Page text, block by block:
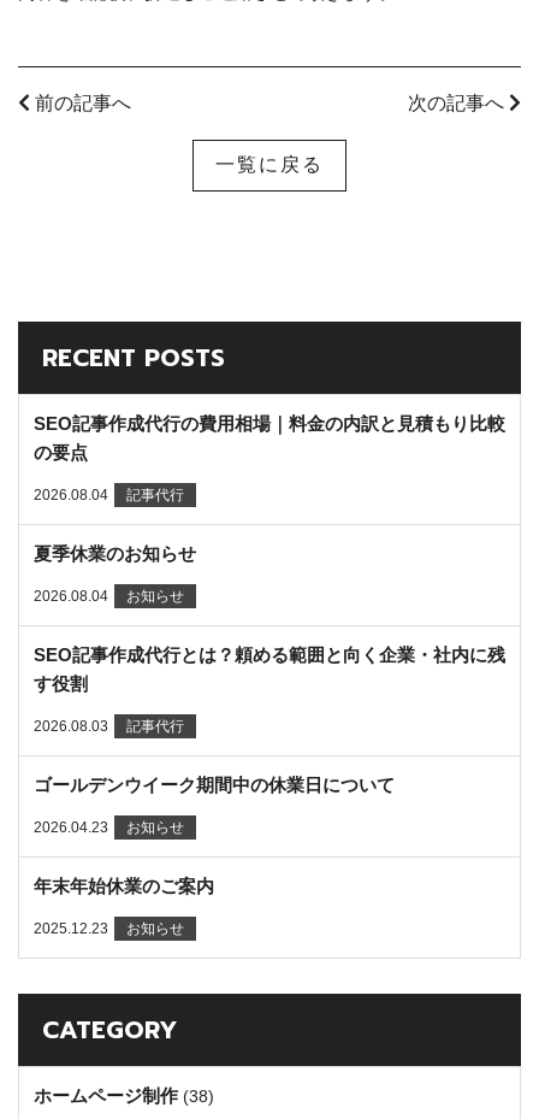
前の記事へ 次の記事へ
一覧に戻る
RECENT POSTS
SEO記事作成代行の費用相場｜料金の内訳と見積もり比較
の要点
2026.08.04 記事代行
夏季休業のお知らせ
2026.08.04 お知らせ
SEO記事作成代行とは？頼める範囲と向く企業・社内に残
す役割
2026.08.03 記事代行
ゴールデンウイーク期間中の休業日について
2026.04.23 お知らせ
年末年始休業のご案内
2025.12.23 お知らせ
CATEGORY
ホームページ制作 (38)